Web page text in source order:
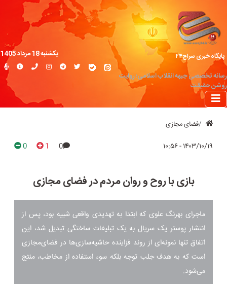
پایگاه خبری سراج۲۴
رسانه تخصصی جبهه انقلاب اسلامی؛ روایت
روشن حقیقت
یکشنبه 18 مرداد 1405
فضای مجازی
۱۴۰۳/۱۰/۱۹ - ۱۰:۵۶ 0
1
0
بازی با روح و روان مردم در فضای مجازی
ماجرای بهرنگ علوی که ابتدا به تهدیدی واقعی شبیه بود، پس از
انتشار پوستر یک سریال به یک تبلیغات ساختگی تبدیل شد، این
اتفاق تنها نمونه‌ای از روند فزاینده حاشیه‌سازی‌ها در فضای‌مجازی
است که به هدف جلب توجه بلکه سوء استفاده از مخاطب، منتج
می‌شود.